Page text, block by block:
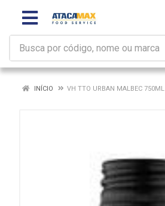
INÍCIO VH TTO URBAN MALBEC 750ML